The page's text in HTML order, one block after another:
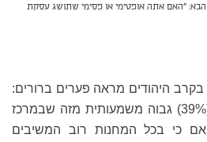
באופן הבא: "האם אתה אופטימי או פסימי שתושג עסקת
בקרב היהודים מראה פערים ברורים:
שיעור האופטימיים בימין (39%) גבוה משמעותית מזה שבמרכז
ובשמאל (15%), אם כי בכל המחנות רוב המשיבים